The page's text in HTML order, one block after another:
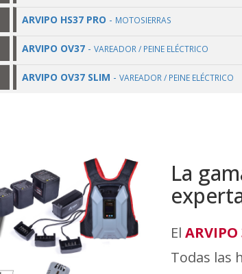
ARVIPO HS37 PRO - MOTOSIERRAS
ARVIPO OV37- VAREADOR / PEINE ELÉCTRICO
ARVIPO OV37 SLIM - VAREADOR / PEINE ELÉCTRICO
La
El ARVIPO
Todas las